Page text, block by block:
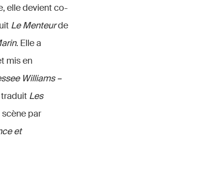
elle devient co-
Le Menteurde
. Elle a
mis en
Williams –
traduit Les
par
et